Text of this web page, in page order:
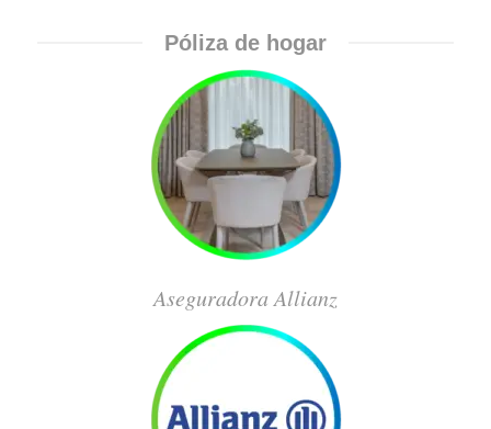
Póliza de hogar
Aseguradora Allianz